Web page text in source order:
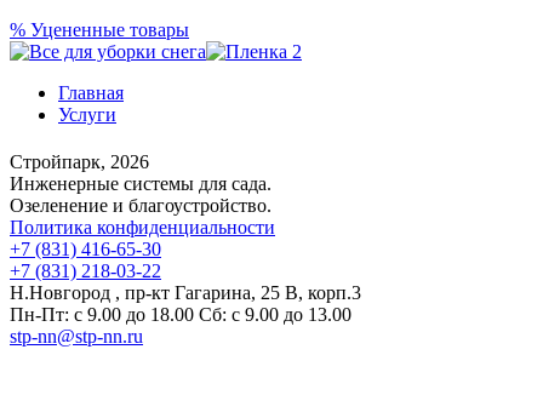
% Уцененные товары
Главная
Услуги
Стройпарк, 2026
Инженерные системы для сада.
Озеленение и благоустройство.
Политика конфиденциальности
+7 (831) 416-65-30
+7 (831) 218-03-22
Н.Новгород , пр-кт Гагарина, 25 В, корп.3
Пн-Пт: с 9.00 до 18.00 Сб: с 9.00 до 13.00
stp-nn@stp-nn.ru